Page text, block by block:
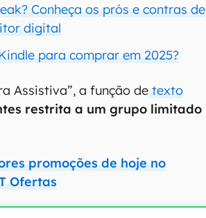
Conheça os prós e contras de
digital
para comprar em 2025?
Assistiva”, a função de texto
restrita a um grupo limitado
promoções de hoje no
Ofertas